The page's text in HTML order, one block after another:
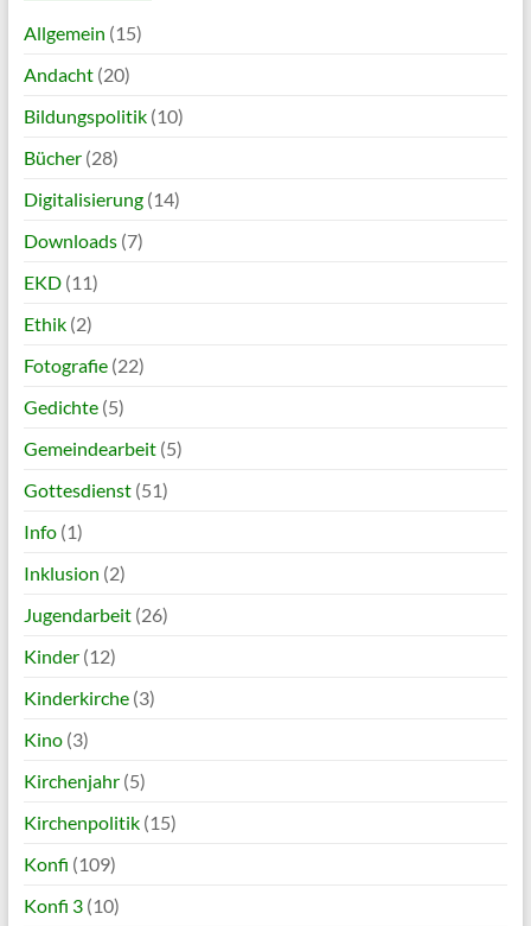
Allgemein (15)
Andacht(20)
Bildungspolitik(10)
Bücher(28)
Digitalisierung(14)
Downloads(7)
EKD(11)
Ethik(2)
Fotografie(22)
Gedichte(5)
Gemeindearbeit(5)
Gottesdienst(51)
Info(1)
Inklusion (2)
Jugendarbeit(26)
Kinder(12)
Kinderkirche(3)
Kino(3)
Kirchenjahr(5)
Kirchenpolitik(15)
Konfi (109)
Konfi 3(10)